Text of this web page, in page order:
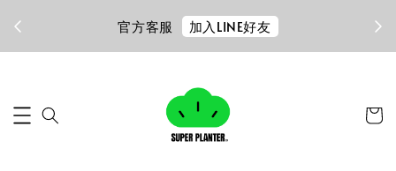
官方客服 加入LINE好友